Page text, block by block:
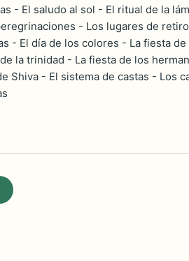
- El saludo al sol - El ritual de la
- Los lugares de
- El día de los colores - La fiesta de
la trinidad - La fiesta de los
Shiva - El sistema de castas - Los